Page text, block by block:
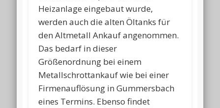
Heizanlage eingebaut wurde,
werden auch die alten Öltanks für
den Altmetall Ankauf angenommen.
Das bedarf in dieser
Größenordnung bei einem
Metallschrottankauf wie bei einer
Firmenauflösung in Gummersbach
eines Termins. Ebenso findet